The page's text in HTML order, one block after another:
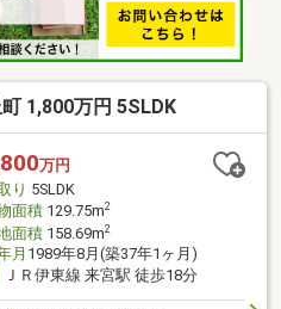
1,800万円 5SLDK
万円
り 5SLDK
面積129.75m2
面積158.69m2
月 1989年8月(築37年1ヶ月)
ＪＲ伊東線 来宮駅 徒歩18分